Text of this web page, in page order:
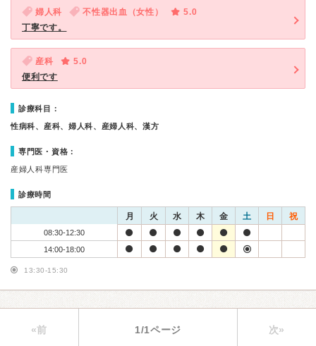
婦人科 不性器出血（女性）
5.0
丁寧です。
産科
5.0
便利です
診療科目：
性病科、産科、婦人科、産婦人科、漢方
専門医・資格：
産婦人科専門医
診療時間
月 火 水 木 金 土 日 祝
08:30-12:30
14:00-18:00
13:30-15:30
«前 1/1ページ 次»